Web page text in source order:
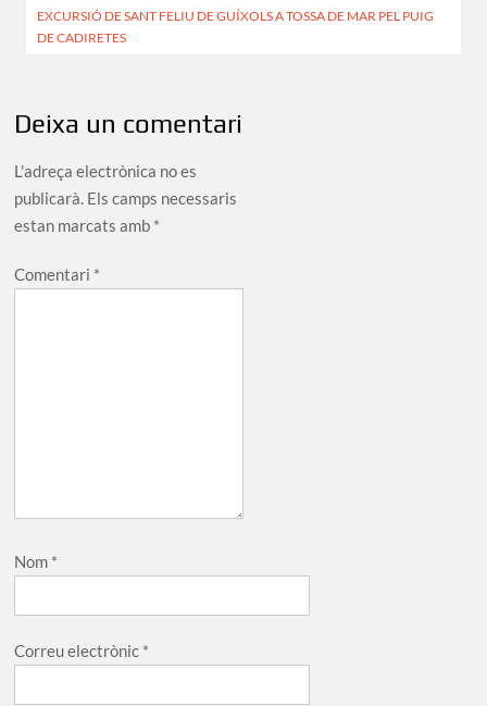
d'entrades
EXCURSIÓ DE SANT FELIU DE GUÍXOLS A TOSSA DE MAR PEL PUIG
DE CADIRETES
Deixa un comentari
L'adreça electrònica no es
publicarà. Els camps necessaris
estan marcats amb *
Comentari *
Nom *
Correu electrònic *